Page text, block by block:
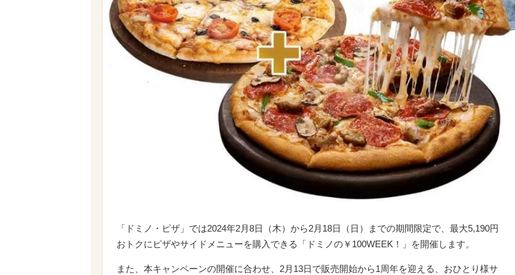
「ドミノ・ピザ」では2024年2月8日（木）から2月18日（日）までの期間限定で、最大5,190円
おトクにピザやサイドメニューを購入できる「ドミノの￥100WEEK！」を開催します。
また、本キャンペーンの開催に合わせ、2月13日で販売開始から1周年を迎える、おひとり様サ